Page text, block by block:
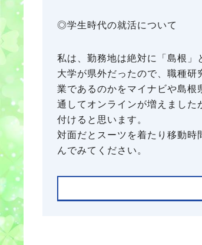
◎学生時代の就活について
私は、勤務地は絶対に「島根」
大学が県外だったので、職種
業であるのかをマイナビや島
通してオンラインが増えまし
付けると思います。
対面だとスーツを着たり移動
んでみてください。